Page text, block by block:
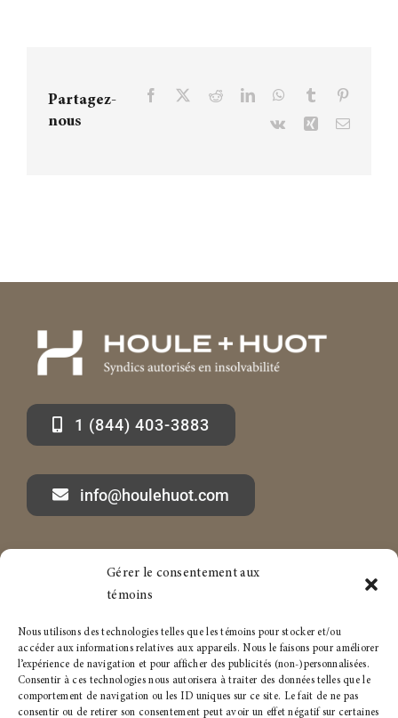
Gérer le consentement aux
témoins
Nous utilisons des technologies telles que les témoins pour stocker et/ou
accéder aux informations relatives aux appareils. Nous le faisons pour améliorer
l’expérience de navigation et pour afficher des publicités (non-)personnalisées.
Consentir à ces technologies nous autorisera à traiter des données telles que le
comportement de navigation ou les ID uniques sur ce site. Le fait de ne pas
consentir ou de retirer son consentement peut avoir un effet négatif sur certaines
Partagez-
nous
Facebook RedditLinkedInWhatsApp
Tumblr
Vk
XingCourriel
1 (844) 403-3883
info@houlehuot.com
Marc-André Houle à propos
Carrière
Services aux particuliers
Politique de témoins
Conditions générales